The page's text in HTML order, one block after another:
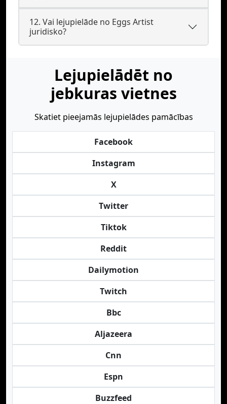
12. Vai lejupielāde no Eggs Artist
juridisko?
Lejupielādēt no
jebkuras vietnes
Skatiet pieejamās lejupielādes pamācības
Facebook
Instagram
X
Twitter
Tiktok
Reddit
Dailymotion
Twitch
Bbc
Aljazeera
Cnn
Espn
Buzzfeed